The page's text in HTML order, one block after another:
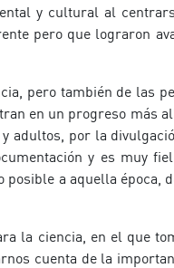
y cultural al
pero que lograron
pero también de las
en un progreso más
adultos, por la
y es muy
a aquella época,
la ciencia, en el que
cuenta de la